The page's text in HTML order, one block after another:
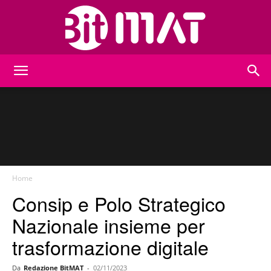
Home
Consip e Polo Strategico
Nazionale insieme per
trasformazione digitale
Da Redazione BitMAT - 02/11/2023